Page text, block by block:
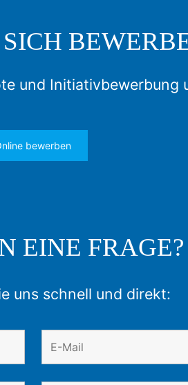
und Initiativbewerbung
bewerben
EINE FRAGE?
uns schnell und direkt: